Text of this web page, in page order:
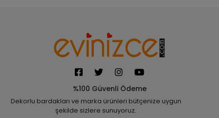
%100 Güvenli Ödeme
Dekorlu bardakları ve marka ürünleri bütçenize uygun
şekilde sizlere sunuyoruz.